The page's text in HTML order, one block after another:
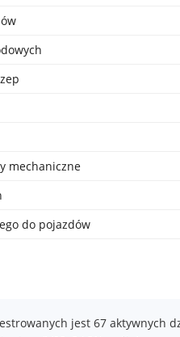
mechaniczne
do pojazdów
jest 67 aktywnych